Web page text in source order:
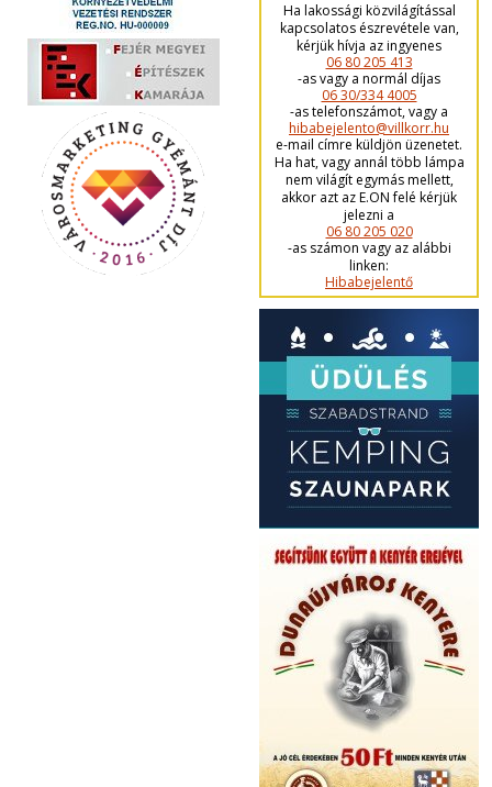
Ha lakossági közvilágítással
kapcsolatos észrevétele van,
kérjük hívja az ingyenes
06 80 205 413
-as vagy a normál díjas
06 30/334 4005
-as telefonszámot, vagy a
hibabejelento@villkorr.hu
e-mail címre küldjön üzenetet.
Ha hat, vagy annál több lámpa
nem világít egymás mellett,
akkor azt az E.ON felé kérjük
jelezni a
06 80 205 020
-as számon vagy az alábbi
linken:
Hibabejelentő